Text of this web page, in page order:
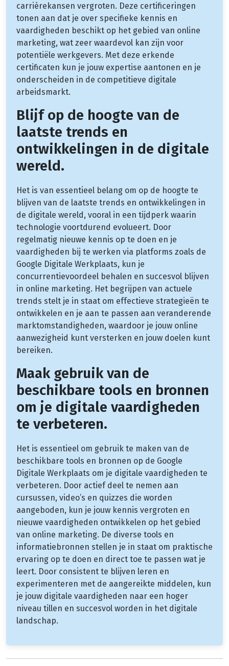
carrièrekansen vergroten. Deze certificeringen
tonen aan dat je over specifieke kennis en
vaardigheden beschikt op het gebied van online
marketing, wat zeer waardevol kan zijn voor
potentiële werkgevers. Met deze erkende
certificaten kun je jouw expertise aantonen en je
onderscheiden in de competitieve digitale
arbeidsmarkt.
Blijf op de hoogte van de
laatste trends en
ontwikkelingen in de digitale
wereld.
Het is van essentieel belang om op de hoogte te
blijven van de laatste trends en ontwikkelingen in
de digitale wereld, vooral in een tijdperk waarin
technologie voortdurend evolueert. Door
regelmatig nieuwe kennis op te doen en je
vaardigheden bij te werken via platforms zoals de
Google Digitale Werkplaats, kun je
concurrentievoordeel behalen en succesvol blijven
in online marketing. Het begrijpen van actuele
trends stelt je in staat om effectieve strategieën te
ontwikkelen en je aan te passen aan veranderende
marktomstandigheden, waardoor je jouw online
aanwezigheid kunt versterken en jouw doelen kunt
bereiken.
Maak gebruik van de
beschikbare tools en bronnen
om je digitale vaardigheden
te verbeteren.
Het is essentieel om gebruik te maken van de
beschikbare tools en bronnen op de Google
Digitale Werkplaats om je digitale vaardigheden te
verbeteren. Door actief deel te nemen aan
cursussen, video’s en quizzes die worden
aangeboden, kun je jouw kennis vergroten en
nieuwe vaardigheden ontwikkelen op het gebied
van online marketing. De diverse tools en
informatiebronnen stellen je in staat om praktische
ervaring op te doen en direct toe te passen wat je
leert. Door consistent te blijven leren en
experimenteren met de aangereikte middelen, kun
je jouw digitale vaardigheden naar een hoger
niveau tillen en succesvol worden in het digitale
landschap.